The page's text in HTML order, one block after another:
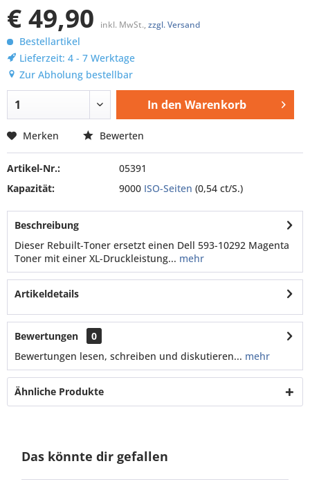
€ 49,90 inkl. MwSt., zzgl. Versand
Bestellartikel
Lieferzeit: 4 - 7 Werktage
Zur Abholung bestellbar
In den Warenkorb
Merken Bewerten
Artikel-Nr.:
05391
Kapazität:
9000 ISO-Seiten (0,54 ct/S.)
Beschreibung
Dieser Rebuilt-Toner ersetzt einen Dell 593-10292 Magenta
Toner mit einer XL-Druckleistung... mehr
Artikeldetails
Bewertungen
0
Bewertungen lesen, schreiben und diskutieren... mehr
Ähnliche Produkte
Das könnte dir gefallen